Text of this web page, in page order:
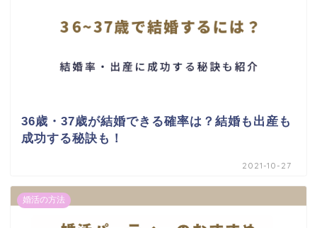
36歳・37歳が結婚できる確率は？結婚も出産も
成功する秘訣も！
2021-10-27
婚活の方法